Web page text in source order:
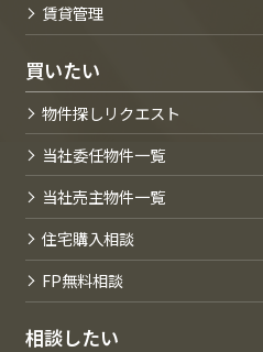
賃貸管理
買いたい
物件探しリクエスト
当社委任物件一覧
当社売主物件一覧
住宅購入相談
FP無料相談
相談したい